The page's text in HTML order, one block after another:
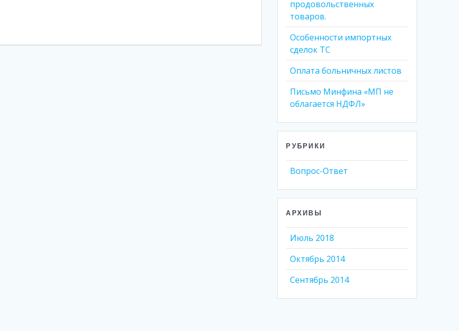
продовольственных
товаров.
Особенности импортных
сделок ТС
Оплата больничных листов
Письмо Минфина «МП не
облагается НДФЛ»
РУБРИКИ
Вопрос-Ответ
АРХИВЫ
Июль 2018
Октябрь 2014
Сентябрь 2014